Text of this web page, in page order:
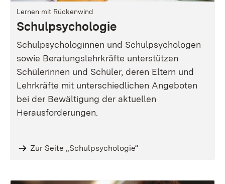
Lernen mit Rückenwind
Schulpsychologie
Schulpsychologinnen und Schulpsychologen
sowie Beratungslehrkräfte unterstützen
Schülerinnen und Schüler, deren Eltern und
Lehrkräfte mit unterschiedlichen Angeboten
bei der Bewältigung der aktuellen
Herausforderungen.
Zur Seite „Schulpsychologie“